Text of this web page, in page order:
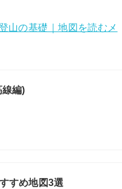
山の基礎｜地図を読むメ
線編)
すめ地図3選